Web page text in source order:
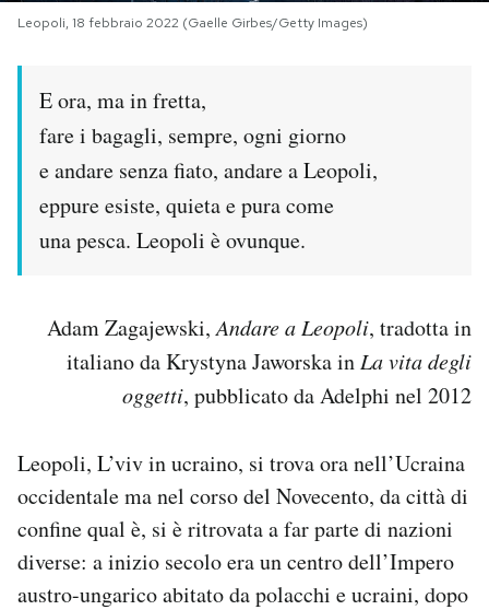
SHOP
CALENDARIO
Area Personale
Newsletter
Notifiche mobile
Esci
Leopoli, 18 febbraio 2022 (Gaelle Girbes/Getty Images)
E ora, ma in fretta,
fare i bagagli, sempre, ogni giorno
e andare senza fiato, andare a Leopoli,
eppure esiste, quieta e pura come
una pesca. Leopoli è ovunque.
Adam Zagajewski,Andare a Leopoli, tradotta in
italiano da Krystyna Jaworska in La vita degli
oggetti, pubblicato da Adelphi nel 2012
Leopoli, L’viv in ucraino, si trova ora nell’Ucraina
occidentale ma nel corso del Novecento, da città di
confine qual è, si è ritrovata a far parte di nazioni
diverse: a inizio secolo era un centro dell’Impero
austro-ungarico abitato da polacchi e ucraini, dopo